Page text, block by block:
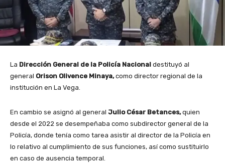
La Dirección General de la Policía Nacional destituyó al
general Orison Olivence Minaya,como director regional de la
institución en La Vega.
En cambio se asignó al general Julio César Betances,quien
desde el 2022 se desempeñaba como subdirector general de la
Policía, donde tenía como tarea asistir al director de la Policía en
lo relativo al cumplimiento de sus funciones, así como sustituirlo
en caso de ausencia temporal.